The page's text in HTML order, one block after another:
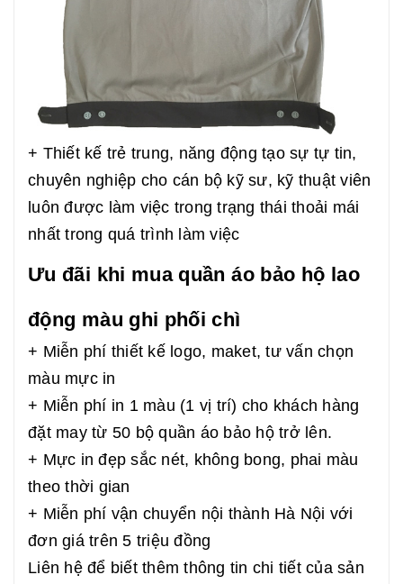
+ Thiết kế trẻ trung, năng động tạo sự tự tin,
chuyên nghiệp cho cán bộ kỹ sư, kỹ thuật viên
luôn được làm việc trong trạng thái thoải mái
nhất trong quá trình làm việc
Ưu đãi khi mua quần áo bảo hộ lao
động màu ghi phối chì
+ Miễn phí thiết kế logo, maket, tư vấn chọn
màu mực in
+ Miễn phí in 1 màu (1 vị trí) cho khách hàng
đặt may từ 50 bộ quần áo bảo hộ trở lên.
+ Mực in đẹp sắc nét, không bong, phai màu
theo thời gian
+ Miễn phí vận chuyển nội thành Hà Nội với
đơn giá trên 5 triệu đồng
Liên hệ để biết thêm thông tin chi tiết của sản